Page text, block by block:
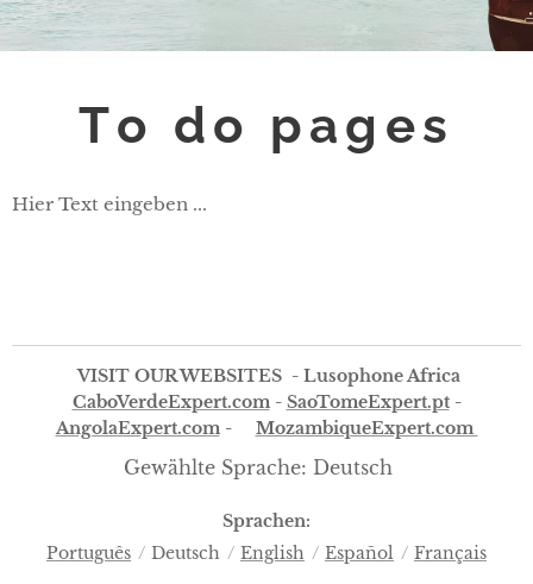
To do pages
Hier Text eingeben ...
VISIT OUR WEBSITES - Lusophone Africa
CaboVerdeExpert.com- SaoTomeExpert.pt-
AngolaExpert.com- MozambiqueExpert.com
Gewählte Sprache: Deutsch
Sprachen
Português
Deutsch English Español Français